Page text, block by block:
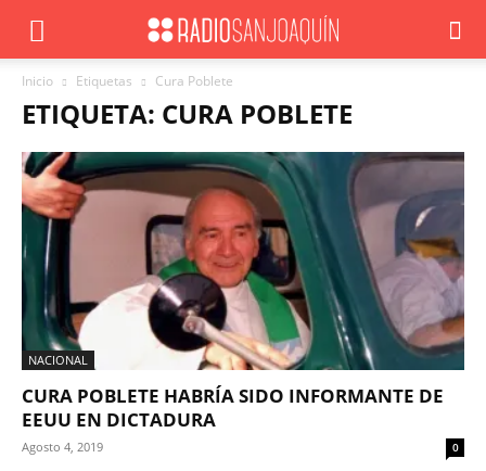
Inicio Etiquetas Cura Poblete
ETIQUETA: CURA POBLETE
NACIONAL
CURA POBLETE HABRÍA SIDO INFORMANTE DE
EEUU EN DICTADURA
Agosto 4, 2019 0